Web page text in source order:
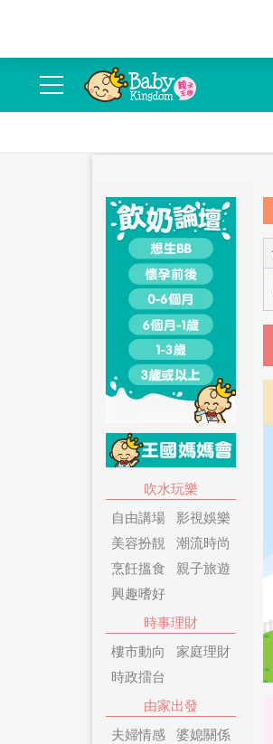
吹水玩樂
自由講場 影視娛樂
美容扮靚
潮流時尚
烹飪搵食
親子旅遊
興趣嗜好
時事理財
樓市動向
家庭理財
時政擂台
由家出發
夫婦情感 婆媳關係